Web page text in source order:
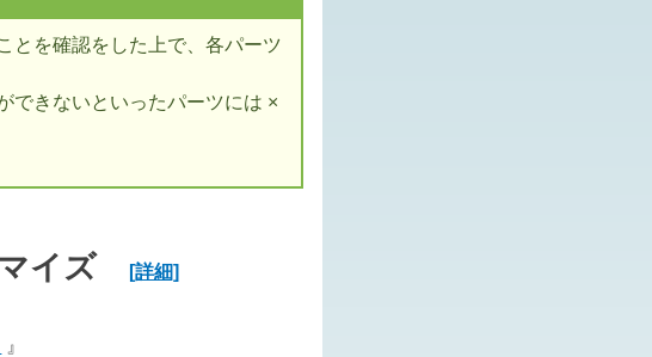
とを確認をした上で、各パーツ
できないといったパーツには ×
マイズ[詳細]
』